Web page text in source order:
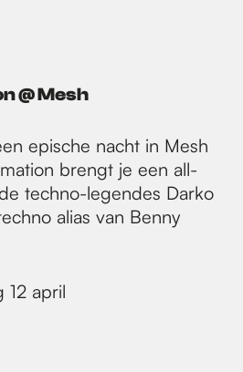
@ Mesh
epische nacht in Mesh
brengt je een all-
techno-legendes Darko
alias van Benny
12 april